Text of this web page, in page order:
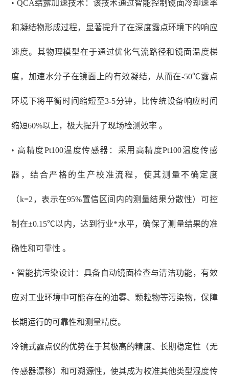
• QCA结露加速技术：该技术通过智能控制镜面冷却速率
和凝结物形成过程，显著提升了在深度露点环境下的响应
速度。其物理模型在于通过优化气流路径和镜面温度梯
度，加速水分子在镜面上的有效凝结，从而在-50℃露点
环境下将平衡时间缩短至3-5分钟，比传统设备响应时间
缩短60%以上，极大提升了现场检测效率 。
• 高精度Pt100温度传感器：采用高精度Pt100温度传感
器，结合严格的生产校准流程，使其测量不确定度
（k=2，表示在95%置信区间内的测量结果分散性）可控
制在±0.15℃以内，达到行业*水平，确保了测量结果的准
确性和可靠性 。
• 智能抗污染设计：具备自动镜面检查与清洁功能，有效
应对工业环境中可能存在的油雾、颗粒物等污染物，保障
长期运行的可靠性和测量精度。
冷镜式露点仪的优势在于其极高的精度、长期稳定性（无
传感器漂移）和可溯源性，使其成为校准其他类型湿度传